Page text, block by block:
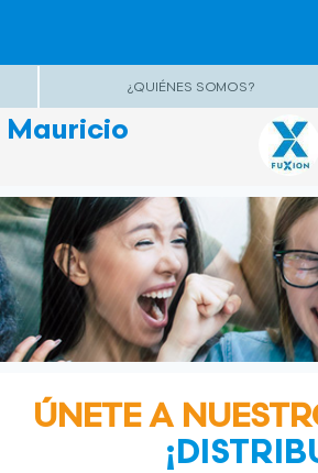
¿QUIÉNES SOMOS?
Mauricio
ÚNETE A